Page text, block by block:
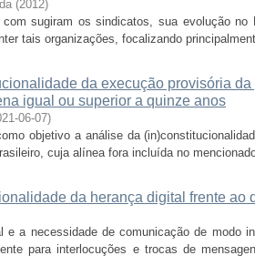
(2012)
com sugiram os sindicatos, sua evolução
tais organizações, focalizando
da execução provisória
igual ou superior a quinze anos
06-07)
objetivo a análise da
cuja alínea fora incluída no
da herança digital frente ao
e a necessidade de comunicação de modo
para interlocuções e trocas de